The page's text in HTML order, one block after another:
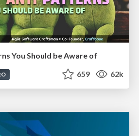
You Should be Aware of
659 62k